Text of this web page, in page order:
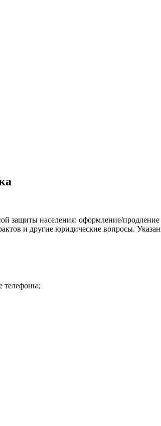
защиты населения: оформление/продление
и другие юридические вопросы.
телефоны;